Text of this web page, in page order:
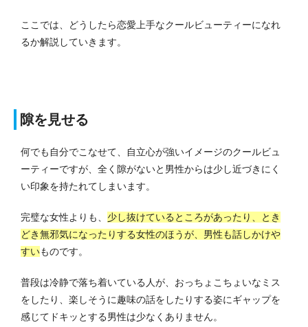
ここでは、どうしたら恋愛上手なクールビューティーになれ
るか解説していきます。
隙を見せる
何でも自分でこなせて、自立心が強いイメージのクールビュ
ーティーですが、全く隙がないと男性からは少し近づきにく
い印象を持たれてしまいます。
完璧な女性よりも、 少し抜けているところがあったり、とき
どき無邪気になったりする女性のほうが、男性も話しかけや
すいものです。
普段は冷静で落ち着いている人が、おっちょこちょいなミス
をしたり、楽しそうに趣味の話をしたりする姿にギャップを
感じてドキッとする男性は少なくありません。